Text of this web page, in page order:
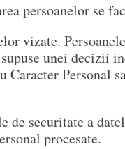
persoanelor se
vizate.
unei decizii
Personal
de securitate a
procesate.